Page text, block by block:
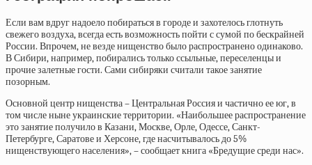
Если вам вдруг надоело побираться в городе и захотелось глотнуть
свежего воздуха, всегда есть возможность пойти с сумой по бескрайней
России. Впрочем, не везде нищенство было распространено одинаково.
В Сибири, например, побирались только ссыльные, переселенцы и
прочие залетные гости. Сами сибиряки считали такое занятие
позорным.
Основной центр нищенства – Центральная Россия и частично ее юг, в
том числе ныне украинские территории. «Наибольшее распространение
это занятие получило в Казани, Москве, Орле, Одессе, Санкт-
Петербурге, Саратове и Херсоне, где насчитывалось до 5%
нищенствующего населения», –сообщаеткнига «Бредущие среди нас».